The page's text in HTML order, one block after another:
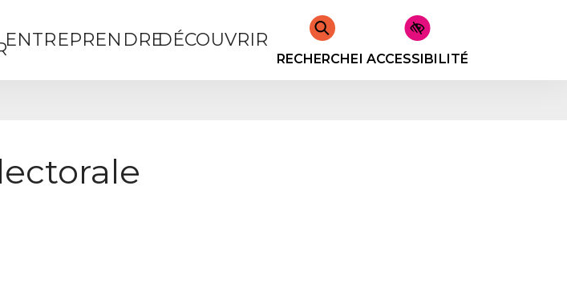
ENTREPRENDREDÉCOUVRIR
RECHERCHERACCESSIBILITÉ